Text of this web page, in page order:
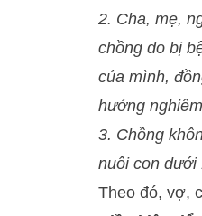
2. Cha, mẹ,
chồng do bị
của mình,
hưởng
3. Chồng
nuôi con dưới
Theo đó, vợ,